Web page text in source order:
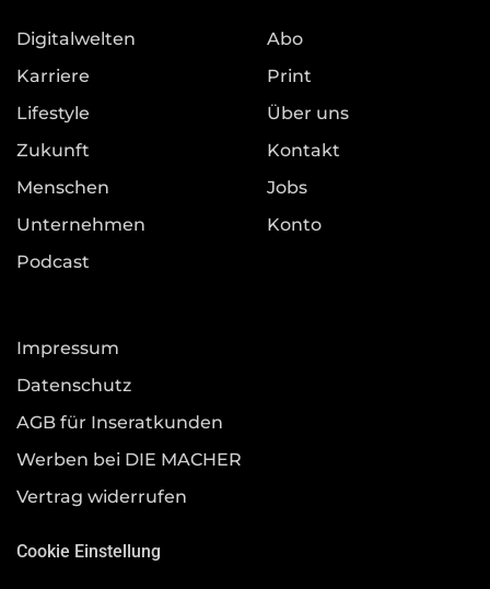
Digitalwelten
Karriere
Lifestyle
Zukunft
Menschen
Unternehmen
Podcast
Abo
Print
Über uns
Kontakt
Jobs
Konto
Impressum
Datenschutz
AGB für Inseratkunden
Werben bei DIE MACHER
Vertrag widerrufen
Cookie Einstellung